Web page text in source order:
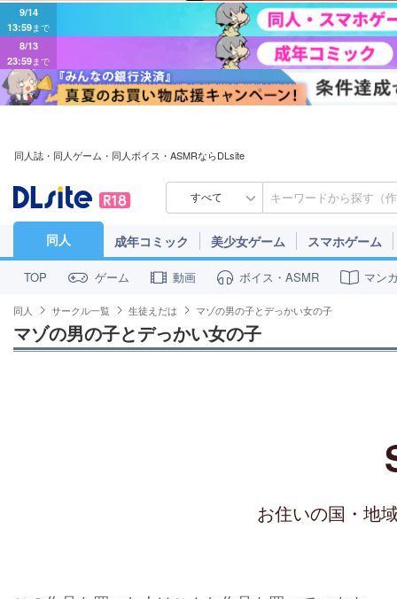
9/14
13:59まで
8/13
23:59まで
同人誌・同人ゲーム・同人ボイス・ASMRならDLsite
すべて
同人 成年コミック 美少女ゲーム スマホゲーム
TOP ゲーム 動画 ボイス・ASMR マン
同人 サークル一覧 生徒えだは マゾの男の子とデっかい女の子
マゾの男の子とデっかい女の子
お住いの国・地